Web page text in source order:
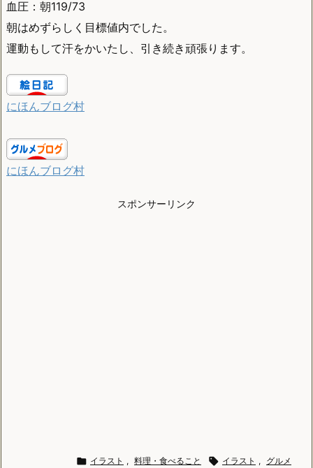
血圧：朝119/73
朝はめずらしく目標値内でした。
運動もして汗をかいたし、引き続き頑張ります。
にほんブログ村
にほんブログ村
スポンサーリンク
 イラスト , 料理・食べること  イラスト , グルメ